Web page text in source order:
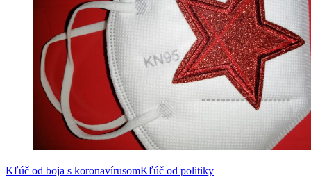
Kľúč od boja s koronavírusomKľúč od politiky